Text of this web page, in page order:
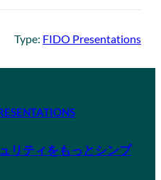
Type: FIDO Presentations
リティをもっとシンプ